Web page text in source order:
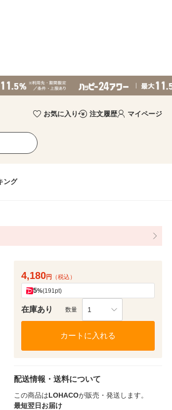
お気に入り 注文履歴 マイページ
ング
4,180円 （税込）
5%(191pt)
在庫あり 数量 1
カートに入れる
配送情報・送料について
この商品はLOHACOが販売・発送します。
最短翌日お届け